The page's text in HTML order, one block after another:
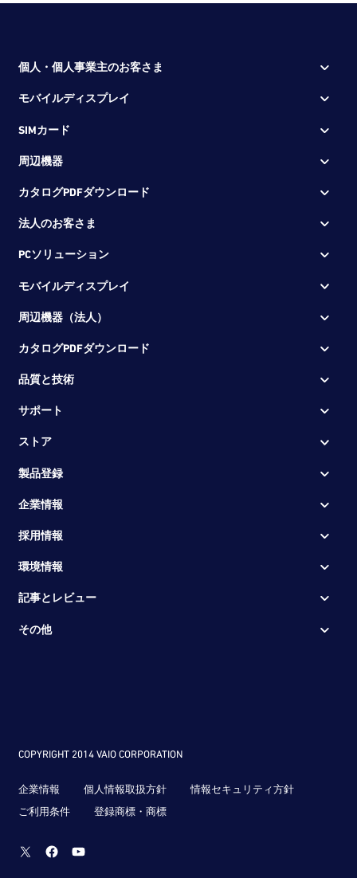
個人・個人事業主のお客さま
モバイルディスプレイ
SIMカード
周辺機器
カタログPDFダウンロード
法人のお客さま
PCソリューション
モバイルディスプレイ
周辺機器（法人）
カタログPDFダウンロード
品質と技術
サポート
ストア
製品登録
企業情報
採用情報
環境情報
記事とレビュー
その他
COPYRIGHT 2014 VAIO CORPORATION
企業情報 個人情報取扱方針
情報セキュリティ方針
ご利用条件
登録商標・商標
TwitterFacebookYoutube